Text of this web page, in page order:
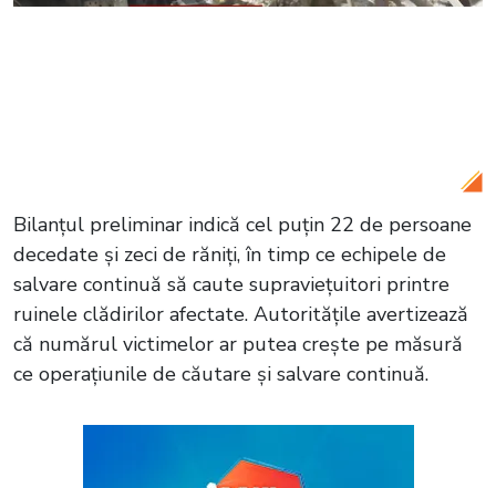
Bilanțul preliminar indică cel puțin 22 de persoane
decedate și zeci de răniți, în timp ce echipele de
salvare continuă să caute supraviețuitori printre
ruinele clădirilor afectate. Autoritățile avertizează
că numărul victimelor ar putea crește pe măsură
ce operațiunile de căutare și salvare continuă.